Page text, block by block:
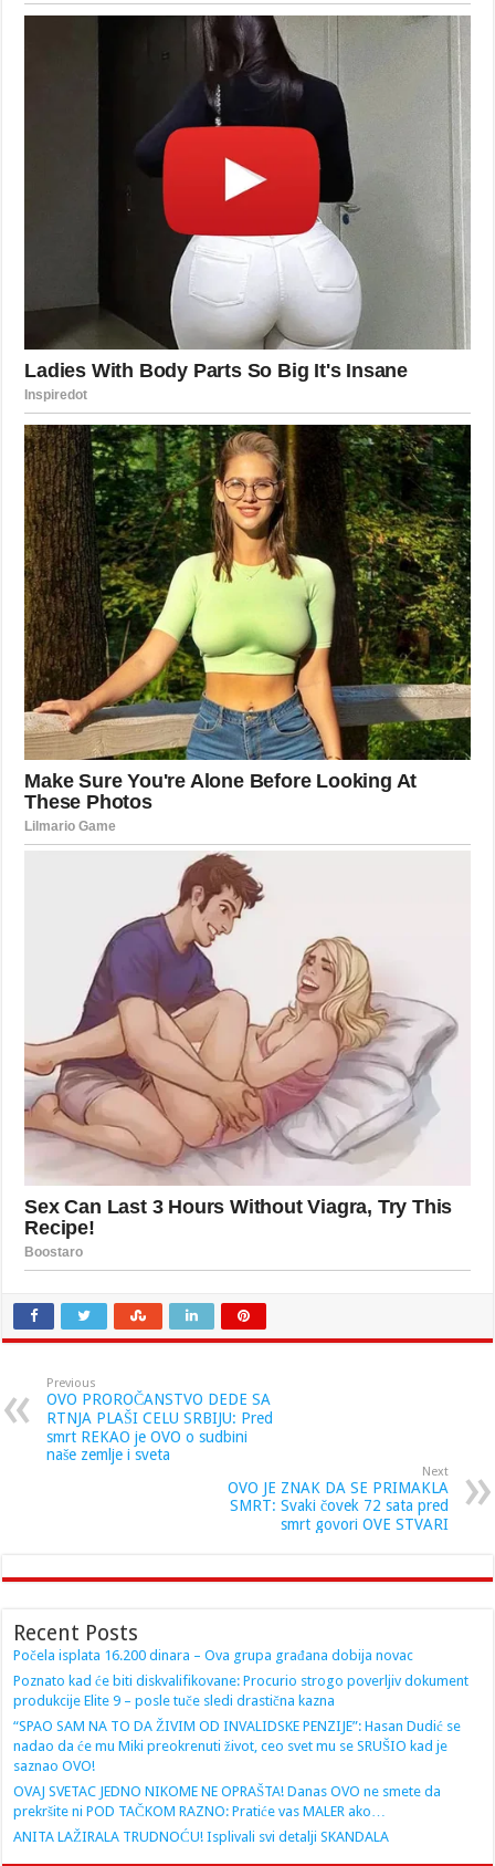
Previous
OVO PROROČANSTVO DEDE SA
RTNJA PLAŠI CELU SRBIJU: Pred
smrt REKAO je OVO o sudbini
naše zemlje i sveta
Next
OVO JE ZNAK DA SE PRIMAKLA
SMRT: Svaki čovek 72 sata pred
smrt govori OVE STVARI
Recent Posts
Počela isplata 16.200 dinara – Ova grupa građana dobija novac
Poznato kad će biti diskvalifikovane: Procurio strogo poverljiv dokument
produkcije Elite 9 – posle tuče sledi drastična kazna
“SPAO SAM NA TO DA ŽIVIM OD INVALIDSKE PENZIJE”: Hasan Dudić se
nadao da će mu Miki preokrenuti život, ceo svet mu se SRUŠIO kad je
saznao OVO!
OVAJ SVETAC JEDNO NIKOME NE OPRAŠTA! Danas OVO ne smete da
prekršite ni POD TAČKOM RAZNO: Pratiće vas MALER ako…
ANITA LAŽIRALA TRUDNOĆU! Isplivali svi detalji SKANDALA